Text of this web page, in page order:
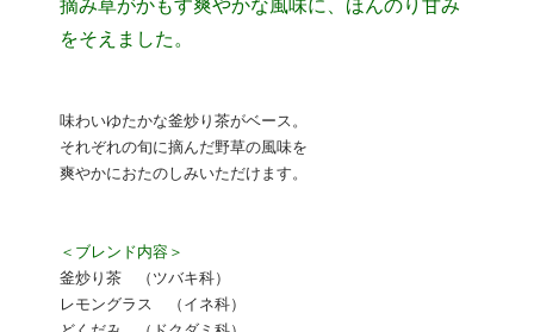
摘み草がかもす爽やかな風味に、ほんのり甘み
をそえました。
味わいゆたかな釜炒り茶がベース。
それぞれの旬に摘んだ野草の風味を
爽やかにおたのしみいただけます。
＜ブレンド内容＞
釜炒り茶 （ツバキ科）
レモングラス （イネ科）